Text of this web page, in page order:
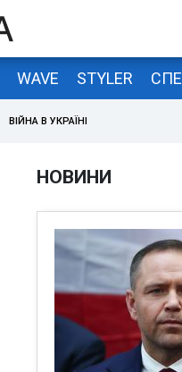
WAVE STYLER
ВІЙНА В УКРАЇНІ
НОВИНИ